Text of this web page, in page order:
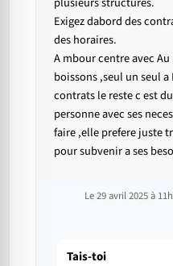
Exigez dabord des
des horaires.
A mbour centre avec
boissons ,seul un seul a
contrats le reste c est
personne avec ses
faire ,elle prefere juste
pour subvenir a ses
Le 29 avril 2025 à
Tais-toi